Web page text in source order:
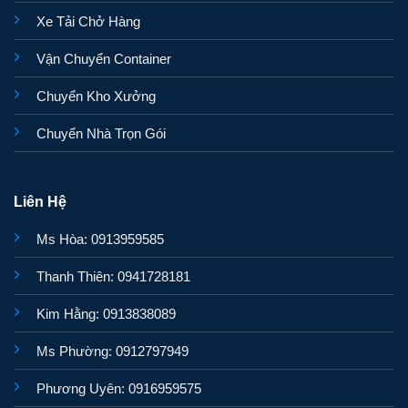
Xe Tải Chở Hàng
Vận Chuyển Container
Chuyển Kho Xưởng
Chuyển Nhà Trọn Gói
Liên Hệ
Ms Hòa: 0913959585
Thanh Thiên: 0941728181
Kim Hằng: 0913838089
Ms Phường: 0912797949
Phương Uyên: 0916959575